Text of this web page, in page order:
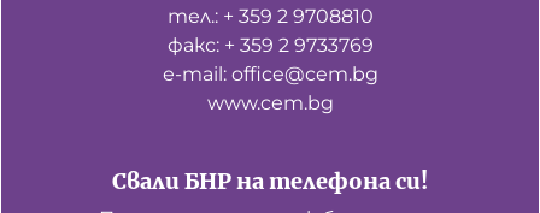
Свали БНР на телефона си!
тел.: + 359 2 9708810
факс: + 359 2 9733769
е-mail: office@cem.bg
www.cem.bg